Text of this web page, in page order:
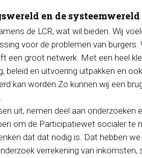
en de systeemwereld
de LCR, wat wil bieden. Wij
voor de problemen van burgers.
een groot netwerk. Met een heel
beleid en uitvoering uitpakken en
kan worden.Zo kunnen wij een
uit, nemen deel aan onderzoeken
om de Participatiewet socialer te
dat dat nodig is. Dat hebben
verrekening van inkomsten,